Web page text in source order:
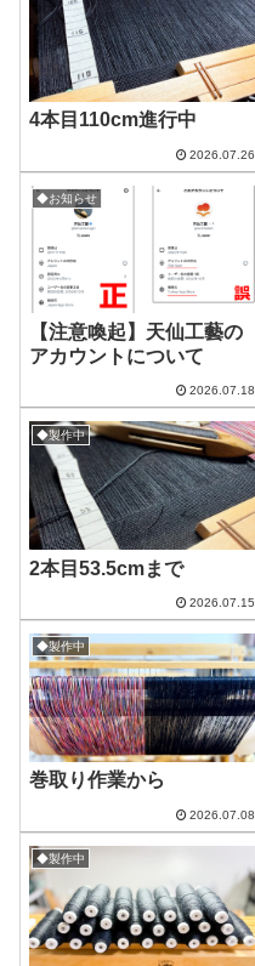
4本目110cm進行中
2026.07.26
◆お知らせ
【注意喚起】天仙工藝の
アカウントについて
2026.07.18
◆製作中
2本目53.5cmまで
2026.07.15
◆製作中
巻取り作業から
2026.07.08
◆製作中